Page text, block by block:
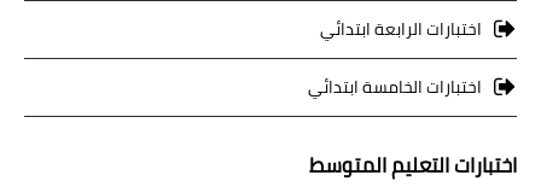
اختبارات الرابعة ابتدائي
اختبارات الخامسة ابتدائي
اختبارات التعليم المتوسط